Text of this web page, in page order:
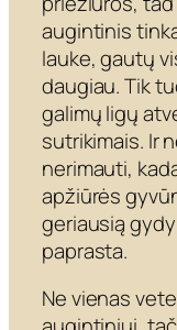
augintinis
lauke, gautų
daugiau. Tik
galimų ligų
sutrikimais. Ir
nerimauti,
apžiūrės
geriausią
paprasta.
Ne vienas